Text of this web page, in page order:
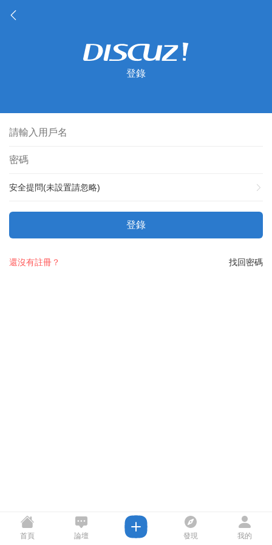
登錄
安全提問(未設置請忽略)
登錄
找回密碼
還沒有註冊？
首頁 論壇 發現 我的